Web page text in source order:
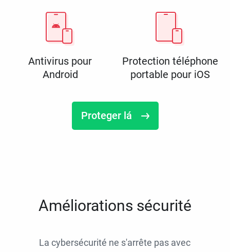
Antivirus pour
Android
Protection téléphone
portable pour iOS
Proteger lá
Améliorations sécurité
La cybersécurité ne s'arrête pas avec